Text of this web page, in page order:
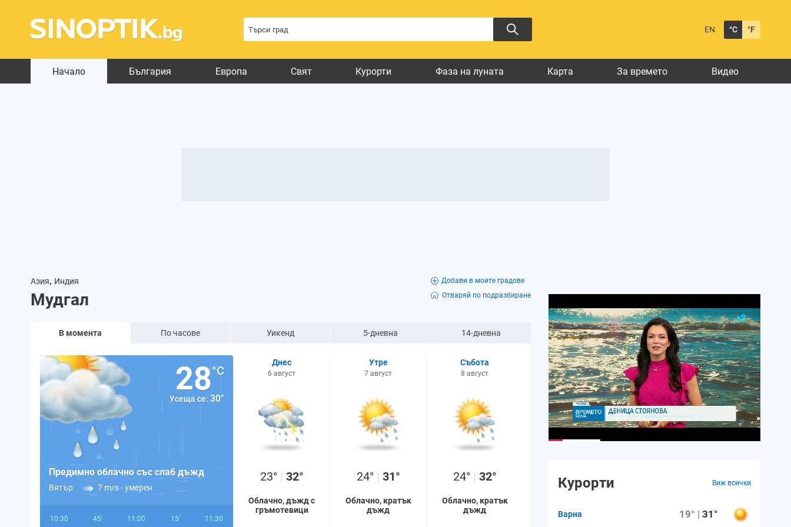
EN °C °F
Начало България Европа Свят Курорти Фаза на луната Карта За времето Видео
Азия, Индия
Мудгал
Добави в моите градове
Отваряй по подразбиране
В момента По часове Уикенд 5-дневна 14-дневна
28°C
Усеща се: 30°
Предимно облачно със слаб дъжд
Вятър 7 m/s -умерен
10:30 45' 11:00 15' 11:30
Днес
6 август
23° | 32°
Облачно, дъжд с
гръмотевици
Утре
7 август
24° | 31°
Облачно, кратък
дъжд
Събота
8 август
24° | 32°
Облачно, кратък
дъжд
Курорти Виж всички
Варна 19° |31°